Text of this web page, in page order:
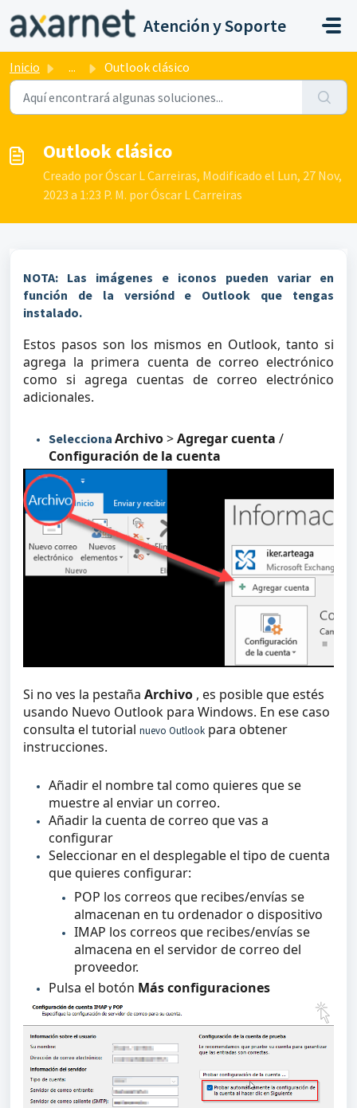
Saltar al contenido principal
Atención y Soporte
Inicio ... Outlook clásico
Outlook clásico
Creado por Óscar L Carreiras, Modificado el Lun, 27 Nov,
2023 a 1:23 P. M. por Óscar L Carreiras
NOTA: Las imágenes e iconos pueden variar en
función de la versiónd e Outlook que tengas
instalado.
Estos pasos son los mismos en Outlook, tanto si
agrega la primera cuenta de correo electrónico
como si agrega cuentas de correo electrónico
adicionales.
Selecciona Archivo>Agregar cuenta /
Configuración de la cuenta
Si no ves la pestaña Archivo , es posible que estés
usando Nuevo Outlook para Windows. En ese caso
consulta el tutorial nuevo Outlook para obtener
instrucciones.
Añadir el nombre tal como quieres que se
muestre al enviar un correo.
Añadir la cuenta de correo que vas a
configurar
Seleccionar en el desplegable el tipo de cuenta
que quieres configurar:
POP los correos que recibes/envías se
almacenan en tu ordenador o dispositivo
IMAP los correos que recibes/envías se
almacena en el servidor de correo del
proveedor.
Pulsa el botón Más configuraciones